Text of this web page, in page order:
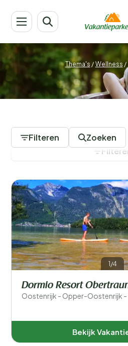
Thema's / Wellness /
Filteren Zoeken
Provincies
Karinthië (4)
Opper-Oostenrijk (1)
Filters opslaan
1/4
Dormio Resort
Oostenrijk - Opper-Oostenrijk -
Bekijk